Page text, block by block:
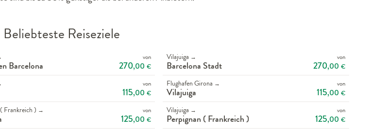
Beliebteste Reiseziele
Barcelona
von
270,00 €
Vilajuiga →
Barcelona Stadt
von
270,00 €
von
115,00 €
Flughafen Girona →
Vilajuiga
von
115,00 €
Frankreich ) → von
125,00 €
Vilajuiga →
Perpignan ( Frankreich )
von
125,00 €